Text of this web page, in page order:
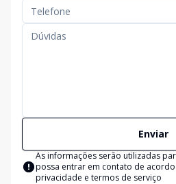
Enviar
As informações serão utilizadas
possa entrar em contato de
privacidade e termos de serviço